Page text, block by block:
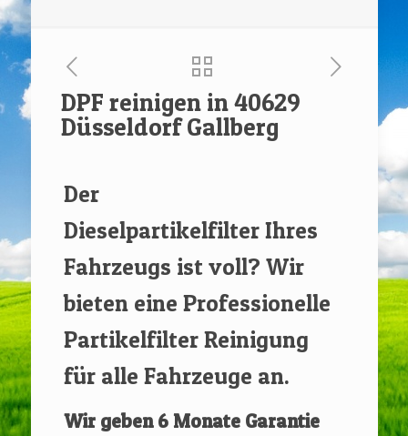
DPF reinigen in 40629
Düsseldorf Gallberg
Der
Dieselpartikelfilter Ihres
Fahrzeugs ist voll? Wir
bieten eine Professionelle
Partikelfilter Reinigung
für alle Fahrzeuge an.
Wir geben 6 Monate Garantie